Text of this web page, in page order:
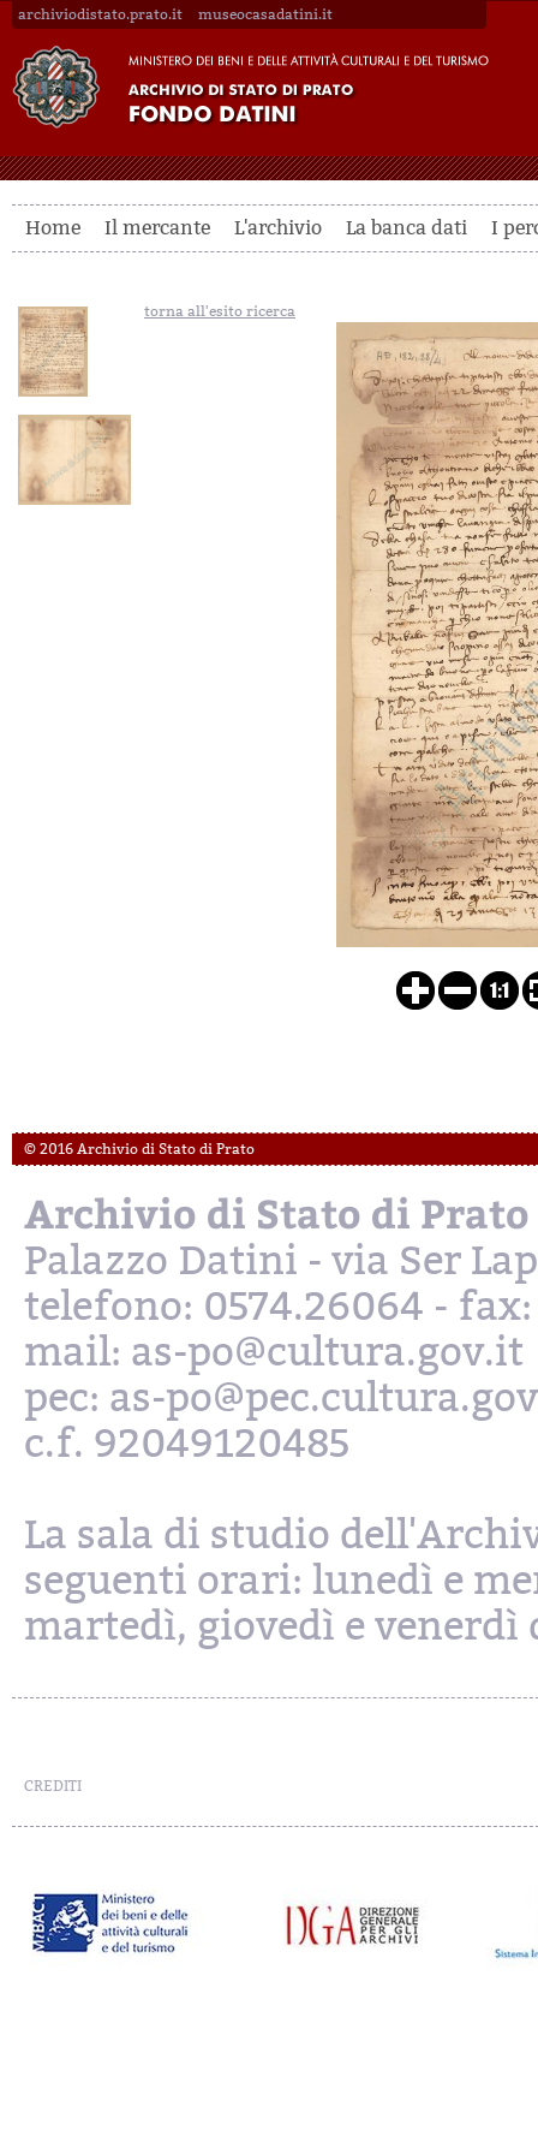
archiviodistato.prato.it museocasadatini.it
Home Il mercante L'archivio La banca dati I
torna all'esito ricerca
© 2016 Archivio di Stato di Prato
Archivio di Stato di Prato
Palazzo Datini - via Ser
telefono: 0574.26064 - fax:
mail: as-po@cultura.gov.it
pec: as-
c.f. 92049120485
La sala di studio
seguenti orari: lunedì e
martedì, giovedì e venerdì
CREDITI